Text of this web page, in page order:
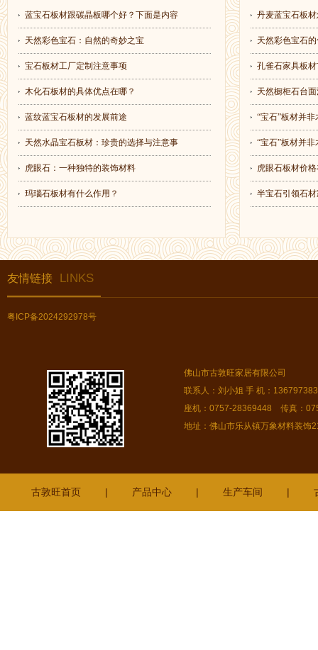
蓝宝石板材跟碳晶板哪个好？下面是内容
天然彩色宝石：自然的奇妙之宝
宝石板材工厂定制注意事项
木化石板材的具体优点在哪？
蓝纹蓝宝石板材的发展前途
天然水晶宝石板材：珍贵的选择与注意事
虎眼石：一种独特的装饰材料
玛瑙石板材有什么作用？
丹麦蓝宝石板
天然彩色宝石
孔雀石家具板
天然橱柜石台
“宝石”板材并非
“宝石”板材并非
虎眼石板材价
半宝石引领石
友情链接 LINKS
粤ICP备2024292978号
佛山市古敦旺家居有限公司
联系人：刘小姐 手 机：
座机：0757-28369448 传真：
地址：佛山市乐从镇万象材料装饰
古敦旺首页 | 产品中心 | 生产车间 |